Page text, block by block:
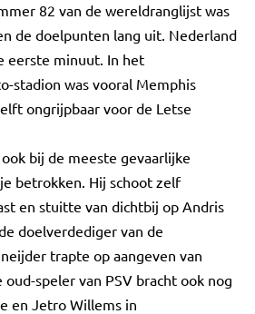
82 van de wereldranglijst was
de doelpunten lang uit. Nederland
eerste minuut. In het
stadion was vooral Memphis
ongrijpbaar voor de Letse
bij de meeste gevaarlijke
betrokken. Hij schoot zelf
en stuitte van dichtbij op Andris
doelverdediger van de
trapte op aangeven van
oud-speler van PSV bracht ook nog
en Jetro Willems in